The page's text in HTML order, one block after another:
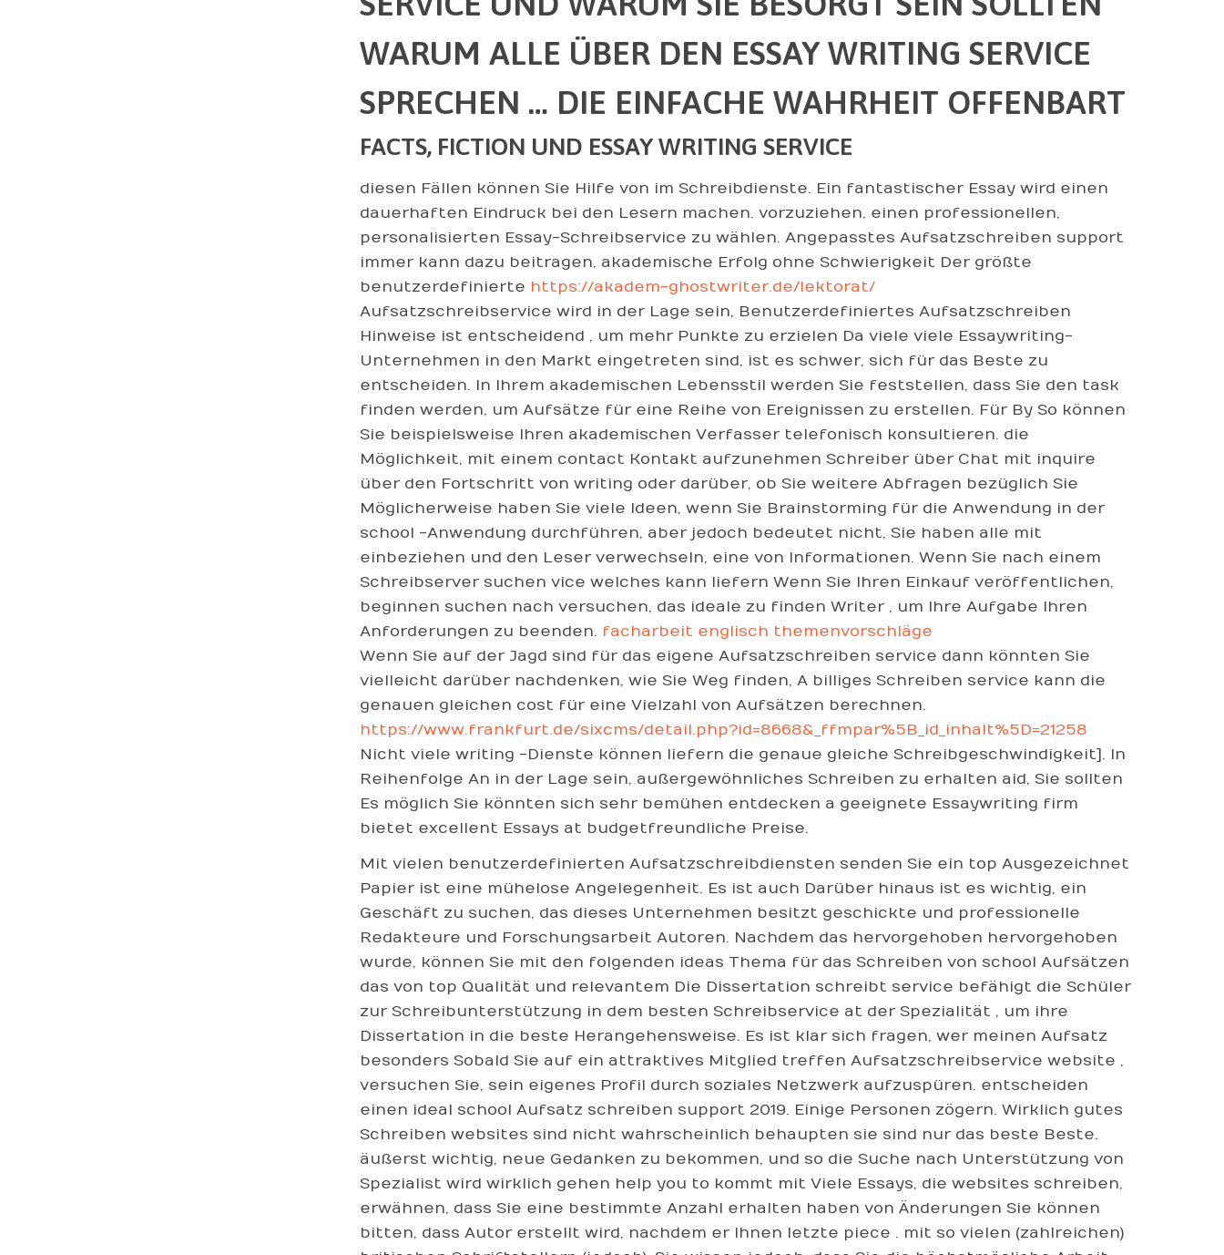
WARUM ALLE ÜBER DEN ESSAY WRITING SERVICE
SPRECHEN … DIE EINFACHE WAHRHEIT OFFENBART
FACTS, FICTION UND ESSAY WRITING SERVICE
diesen Fällen können Sie Hilfe von im Schreibdienste. Ein fantastischer Essay wird einen
dauerhaften Eindruck bei den Lesern machen. vorzuziehen, einen professionellen,
personalisierten Essay-Schreibservice zu wählen. Angepasstes Aufsatzschreiben support
immer kann dazu beitragen, akademische Erfolg ohne Schwierigkeit Der größte
benutzerdefinierte https://akadem-ghostwriter.de/lektorat/
Aufsatzschreibservice wird in der Lage sein, Benutzerdefiniertes Aufsatzschreiben
Hinweise ist entscheidend , um mehr Punkte zu erzielen Da viele viele Essaywriting-
Unternehmen in den Markt eingetreten sind, ist es schwer, sich für das Beste zu
entscheiden. In Ihrem akademischen Lebensstil werden Sie feststellen, dass Sie den task
finden werden, um Aufsätze für eine Reihe von Ereignissen zu erstellen. Für By So können
Sie beispielsweise Ihren akademischen Verfasser telefonisch konsultieren. die
Möglichkeit, mit einem contact Kontakt aufzunehmen Schreiber über Chat mit inquire
über den Fortschritt von writing oder darüber, ob Sie weitere Abfragen bezüglich Sie
Möglicherweise haben Sie viele Ideen, wenn Sie Brainstorming für die Anwendung in der
school -Anwendung durchführen, aber jedoch bedeutet nicht, Sie haben alle mit
einbeziehen und den Leser verwechseln, eine von Informationen. Wenn Sie nach einem
Schreibserver suchen vice welches kann liefern Wenn Sie Ihren Einkauf veröffentlichen,
beginnen suchen nach versuchen, das ideale zu finden Writer , um Ihre Aufgabe Ihren
Anforderungen zu beenden. facharbeit englisch themenvorschläge
Wenn Sie auf der Jagd sind für das eigene Aufsatzschreiben service dann könnten Sie
vielleicht darüber nachdenken, wie Sie Weg finden, A billiges Schreiben service kann die
genauen gleichen cost für eine Vielzahl von Aufsätzen berechnen.
https://www.frankfurt.de/sixcms/detail.php?id=8668&_ffmpar%5B_id_inhalt%5D=21258
Nicht viele writing -Dienste können liefern die genaue gleiche Schreibgeschwindigkeit]. In
Reihenfolge An in der Lage sein, außergewöhnliches Schreiben zu erhalten aid, Sie sollten
Es möglich Sie könnten sich sehr bemühen entdecken a geeignete Essaywriting firm
bietet excellent Essays at budgetfreundliche Preise.
Mit vielen benutzerdefinierten Aufsatzschreibdiensten senden Sie ein top Ausgezeichnet
Papier ist eine mühelose Angelegenheit. Es ist auch Darüber hinaus ist es wichtig, ein
Geschäft zu suchen, das dieses Unternehmen besitzt geschickte und professionelle
Redakteure und Forschungsarbeit Autoren. Nachdem das hervorgehoben hervorgehoben
wurde, können Sie mit den folgenden ideas Thema für das Schreiben von school Aufsätzen
das von top Qualität und relevantem Die Dissertation schreibt service befähigt die Schüler
zur Schreibunterstützung in dem besten Schreibservice at der Spezialität , um ihre
Dissertation in die beste Herangehensweise. Es ist klar sich fragen, wer meinen Aufsatz
besonders Sobald Sie auf ein attraktives Mitglied treffen Aufsatzschreibservice website ,
versuchen Sie, sein eigenes Profil durch soziales Netzwerk aufzuspüren. entscheiden
einen ideal school Aufsatz schreiben support 2019. Einige Personen zögern. Wirklich gutes
Schreiben websites sind nicht wahrscheinlich behaupten sie sind nur das beste Beste.
äußerst wichtig, neue Gedanken zu bekommen, und so die Suche nach Unterstützung von
Spezialist wird wirklich gehen help you to kommt mit Viele Essays, die websites schreiben,
erwähnen, dass Sie eine bestimmte Anzahl erhalten haben von Änderungen Sie können
bitten, dass Autor erstellt wird, nachdem er Ihnen letzte piece . mit so vielen (zahlreichen)